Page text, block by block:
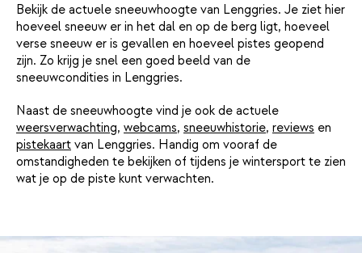
Bekijk de actuele sneeuwhoogte van Lenggries. Je ziet hier
hoeveel sneeuw er in het dal en op de berg ligt, hoeveel
verse sneeuw er is gevallen en hoeveel pistes geopend
zijn. Zo krijg je snel een goed beeld van de
sneeuwcondities in Lenggries.
Naast de sneeuwhoogte vind je ook de actuele
weersverwachting, webcams, sneeuwhistorie, reviews en
pistekaart van Lenggries. Handig om vooraf de
omstandigheden te bekijken of tijdens je wintersport te zien
wat je op de piste kunt verwachten.